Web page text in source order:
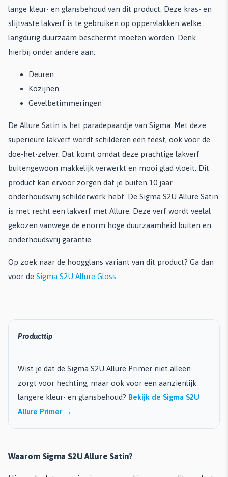
lange kleur- en glansbehoud van dit product. Deze kras- en
slijtvaste lakverf is te gebruiken op oppervlakken welke
langdurig duurzaam beschermt moeten worden. Denk
hierbij onder andere aan:
Deuren
Kozijnen
Gevelbetimmeringen
De Allure Satin is het paradepaardje van Sigma. Met deze
superieure lakverf wordt schilderen een feest, ook voor de
doe-het-zelver. Dat komt omdat deze prachtige lakverf
buitengewoon makkelijk verwerkt en mooi glad vloeit. Dit
product kan ervoor zorgen dat je buiten 10 jaar
onderhoudsvrij schilderwerk hebt. De Sigma S2U Allure Satin
is met recht een lakverf met Allure. Deze verf wordt veelal
gekozen vanwege de enorm hoge duurzaamheid buiten en
onderhoudsvrij garantie.
Op zoek naar de hoogglans variant van dit product? Ga dan
voor de Sigma S2U Allure Gloss.
Producttip
Wist je dat de Sigma S2U Allure Primer niet alleen
zorgt voor hechting, maar ook voor een aanzienlijk
langere kleur- en glansbehoud? Bekijk de Sigma S2U
Allure Primer →
Waarom Sigma S2U Allure Satin?